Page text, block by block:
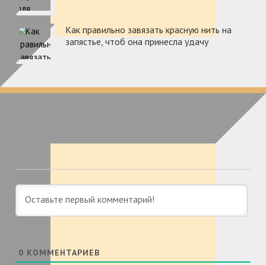
Как правильно завязать красную нить на
запястье, чтоб она принесла удачу
0 КОММЕНТАРИЕВ